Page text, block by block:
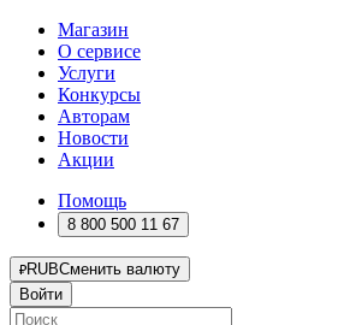
Магазин
О сервисе
Услуги
Конкурсы
Авторам
Новости
Акции
Помощь
8 800 500 11 67
RUBСменить валюту
Войти